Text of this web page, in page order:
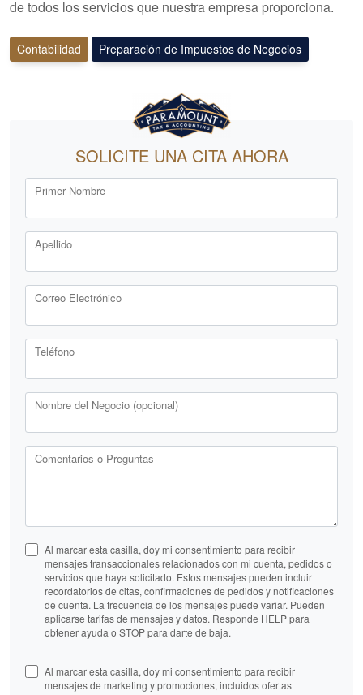
de todos los servicios que nuestra empresa proporciona.
Contabilidad Preparación de Impuestos de Negocios
SOLICITE UNA CITA AHORA
Primer Nombre
Apellido
Correo Electrónico
Teléfono
Nombre del Negocio (opcional)
Comentarios o Preguntas
Al marcar esta casilla, doy mi consentimiento para recibir
mensajes transaccionales relacionados con mi cuenta, pedidos o
servicios que haya solicitado. Estos mensajes pueden incluir
recordatorios de citas, confirmaciones de pedidos y notificaciones
de cuenta. La frecuencia de los mensajes puede variar. Pueden
aplicarse tarifas de mensajes y datos. Responde HELP para
obtener ayuda o STOP para darte de baja.
Al marcar esta casilla, doy mi consentimiento para recibir
mensajes de marketing y promociones, incluidos ofertas